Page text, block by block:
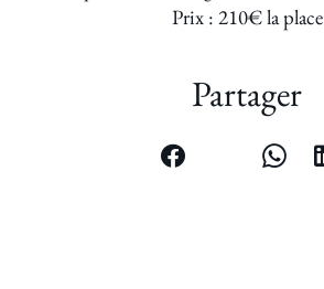
Prix : 210€ la place
Partager